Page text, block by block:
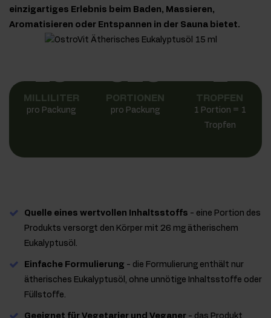
einzigartiges Erlebnis beim Baden, Massieren,
Aromatisieren oder Entspannen in der Sauna bietet.
15
MILLILITER
pro Packung
525
PORTIONEN
pro Packung
1
TROPFEN
1 Portion = 1
Tropfen
Quelle eines wertvollen Inhaltsstoffs - eine Portion des
Produkts versorgt den Körper mit 26 mg ätherischem
Eukalyptusöl.
Einfache Formulierung - die Formulierung enthält nur
ätherisches Eukalyptusöl, ohne unnötige Inhaltsstoffe oder
Füllstoffe.